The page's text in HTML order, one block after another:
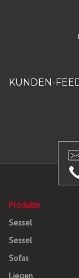
KUNDEN-
Produkte
Sessel
Sessel
Sofas
Liegen